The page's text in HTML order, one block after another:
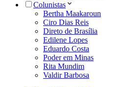
Colunistas
Bertha Maakaroun
Ciro Dias Reis
Direto de Brasília
Edilene Lopes
Eduardo Costa
Poder em Minas
Rita Mundim
Valdir Barbosa